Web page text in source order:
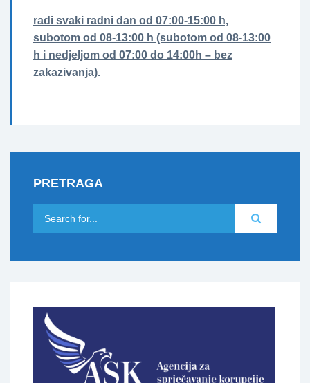
radi svaki radni dan od 07:00-15:00 h,
subotom od 08-13:00 h (subotom od 08-13:00
h i nedjeljom od 07:00 do 14:00h – bez
zakazivanja).
PRETRAGA